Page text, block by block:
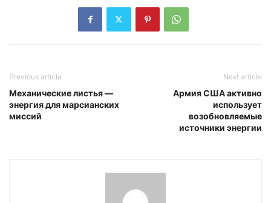
Previous article
Механические листья —
энергия для марсианских
миссий
Next article
Армия США активно
использует
возобновляемые
источники энергии